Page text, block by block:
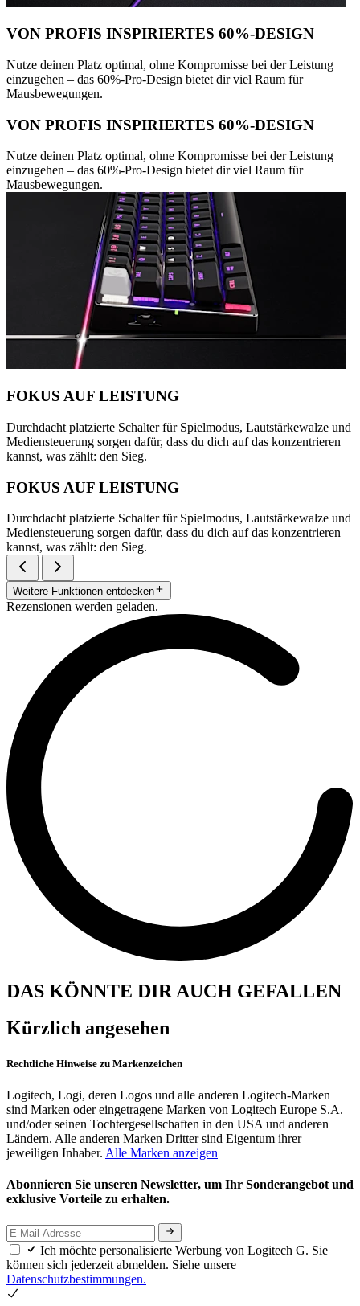
VON PROFIS INSPIRIERTES 60%-DESIGN
Nutze deinen Platz optimal, ohne Kompromisse bei der Leistung
einzugehen – das 60%-Pro-Design bietet dir viel Raum für
Mausbewegungen.
VON PROFIS INSPIRIERTES 60%-DESIGN
Nutze deinen Platz optimal, ohne Kompromisse bei der Leistung
einzugehen – das 60%-Pro-Design bietet dir viel Raum für
Mausbewegungen.
FOKUS AUF LEISTUNG
Durchdacht platzierte Schalter für Spielmodus, Lautstärkewalze und
Mediensteuerung sorgen dafür, dass du dich auf das konzentrieren
kannst, was zählt: den Sieg.
FOKUS AUF LEISTUNG
Durchdacht platzierte Schalter für Spielmodus, Lautstärkewalze und
Mediensteuerung sorgen dafür, dass du dich auf das konzentrieren
kannst, was zählt: den Sieg.
Weitere Funktionen entdecken
Rezensionen werden geladen.
DAS KÖNNTE DIR AUCH GEFALLEN
Kürzlich angesehen
Rechtliche Hinweise zu Markenzeichen
Logitech, Logi, deren Logos und alle anderen Logitech-Marken
sind Marken oder eingetragene Marken von Logitech Europe S.A.
und/oder seinen Tochtergesellschaften in den USA und anderen
Ländern. Alle anderen Marken Dritter sind Eigentum ihrer
jeweiligen Inhaber. Alle Marken anzeigen
Abonnieren Sie unseren Newsletter, um Ihr Sonderangebot und
exklusive Vorteile zu erhalten.
Ich möchte personalisierte Werbung von Logitech G. Sie
können sich jederzeit abmelden. Siehe unsere
Datenschutzbestimmungen.